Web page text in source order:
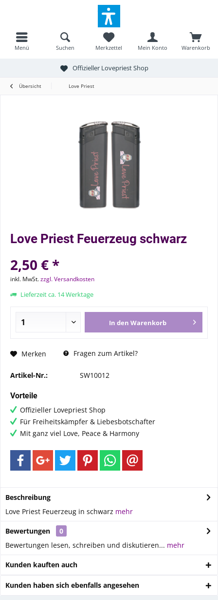
Menü Warenkorb
Merkzettel Mein Konto
Suchen
Offizieller Lovepriest Shop
Übersicht Love Priest
Love Priest Feuerzeug schwarz
2,50 € *
inkl. MwSt.zzgl. Versandkosten
Lieferzeit ca. 14 Werktage
In den Warenkorb
Merken Fragen zum Artikel?
Artikel-Nr.: SW10012
Vorteile
Offizieller Lovepriest Shop
Für Freiheitskämpfer & Liebesbotschafter
Mit ganz viel Love, Peace & Harmony
Beschreibung
Love Priest Feuerzeug in schwarz mehr
Bewertungen
0
Bewertungen lesen, schreiben und diskutieren... mehr
Kunden kauften auch
Kunden haben sich ebenfalls angesehen